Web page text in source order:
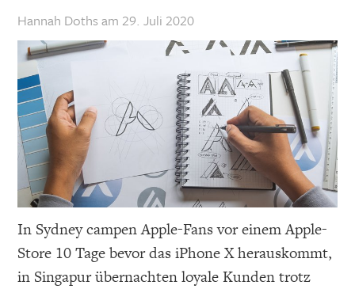
Hannah Doths am 29. Juli 2020
In Sydney campen Apple-Fans vor einem Apple-
Store 10 Tage bevor das iPhone X herauskommt,
in Singapur übernachten loyale Kunden trotz